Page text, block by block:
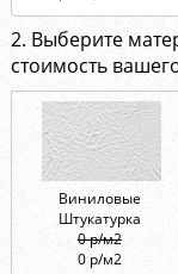
2. Выберите
стоимость
Виниловые
Штукатурка
0 р/м2
0 р/м2